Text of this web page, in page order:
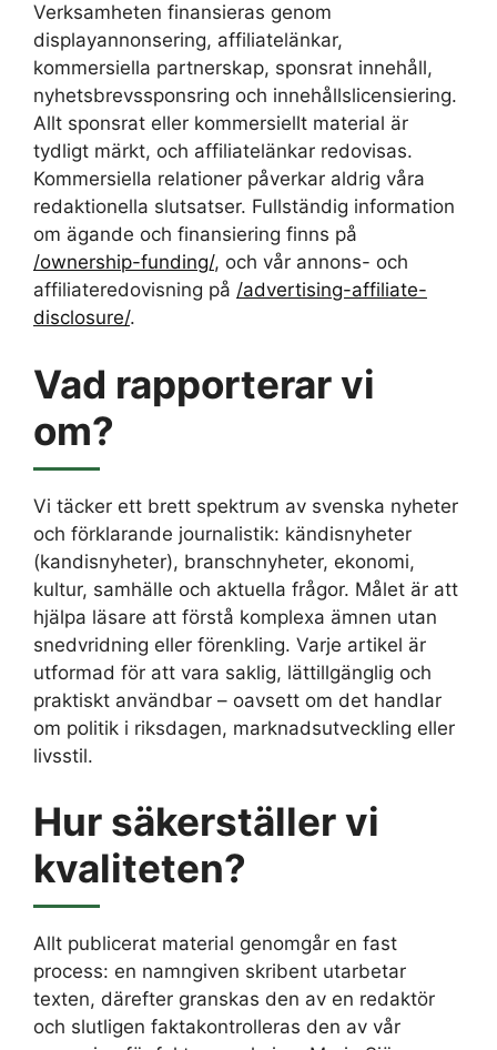
Verksamheten finansieras genom
displayannonsering, affiliatelänkar,
kommersiella partnerskap, sponsrat innehåll,
nyhetsbrevssponsring och innehållslicensiering.
Allt sponsrat eller kommersiellt material är
tydligt märkt, och affiliatelänkar redovisas.
Kommersiella relationer påverkar aldrig våra
redaktionella slutsatser. Fullständig information
om ägande och finansiering finns på
/ownership-funding/, och vår annons- och
affiliateredovisning på /advertising-affiliate-
disclosure/.
Vad rapporterar vi
om?
Vi täcker ett brett spektrum av svenska nyheter
och förklarande journalistik: kändisnyheter
(kandisnyheter), branschnyheter, ekonomi,
kultur, samhälle och aktuella frågor. Målet är att
hjälpa läsare att förstå komplexa ämnen utan
snedvridning eller förenkling. Varje artikel är
utformad för att vara saklig, lättillgänglig och
praktiskt användbar – oavsett om det handlar
om politik i riksdagen, marknadsutveckling eller
livsstil.
Hur säkerställer vi
kvaliteten?
Allt publicerat material genomgår en fast
process: en namngiven skribent utarbetar
texten, därefter granskas den av en redaktör
och slutligen faktakontrolleras den av vår